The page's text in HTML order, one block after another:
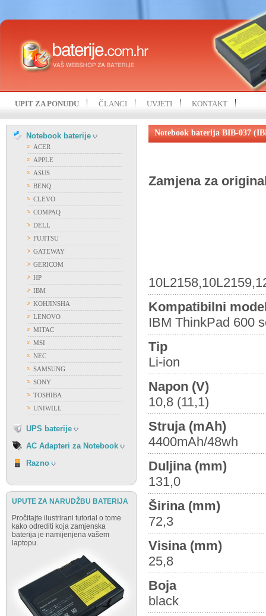
UPIT ZA PONUDU ČLANCI UVJETI KONTAKT
Notebook baterije
ACER
APPLE
ASUS
BENQ
CLEVO
COMPAQ
DELL
FUJITSU
GATEWAY
GERICOM
HP
IBM
KOHJINSHA
LENOVO
MITAC
MSI
NEC
SAMSUNG
SONY
TOSHIBA
UNIWILL
UPS baterije
FIAMM
FIRST POWER
OSTALI PROIZVOĐAČI
VISION
AC Adapteri za Notebook
ACER
APPLE
ASUS
DELL
FUJITSU
GATEWAY
HP
IBM
LENOVO
NEC
SAMSUNG
SONY
TOSHIBA
Razno
UPUTE ZA NARUDŽBU BATERIJA
Pročitajte ilustrirani tutorial o tome
kako odrediti koja zamjenska
baterija je namijenjena vašem
laptopu.
Notebook baterija BIB-037
Zamjena za
Kompatibilni
IBM ThinkPad 600
Tip
Li-ion
Napon (V)
10,8 (11,1)
Struja (mAh)
4400mAh/48wh
Duljina (mm)
131,0
Širina (mm)
72,3
Visina (mm)
25,8
Boja
black